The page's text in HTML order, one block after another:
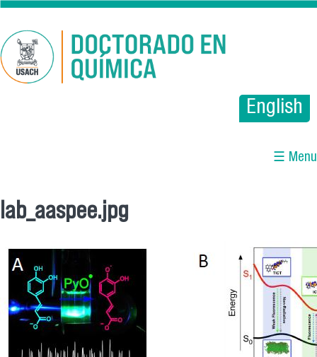
Pasar al contenido principal
English
☰ Menu
Se encuentra usted aquí
lab_aaspee.jpg